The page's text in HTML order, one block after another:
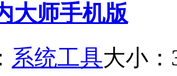
大师手机版
系统工具大小：